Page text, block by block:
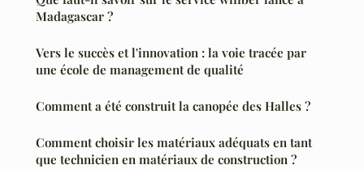
Madagascar ?
Vers le succès et l'innovation : la voie tracée par
une école de management de qualité
Comment a été construit la canopée des Halles ?
Comment choisir les matériaux adéquats en tant
que technicien en matériaux de construction ?